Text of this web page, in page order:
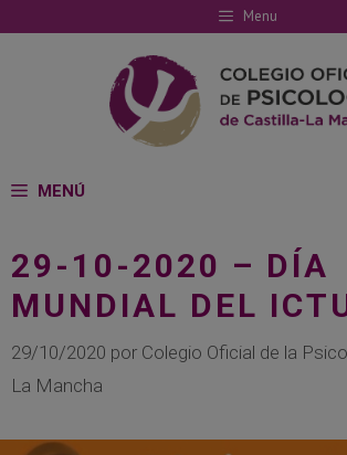
al
Menu
MENÚ
29-10-2020 – DÍA
MUNDIAL DEL
29/10/2020 por Colegio Oficial de la
La Mancha